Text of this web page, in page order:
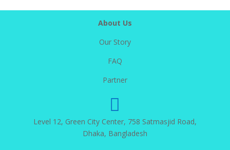
About Us
Our Story
FAQ
Partner

Level 12, Green City Center, 758 Satmasjid Road,
Dhaka, Bangladesh